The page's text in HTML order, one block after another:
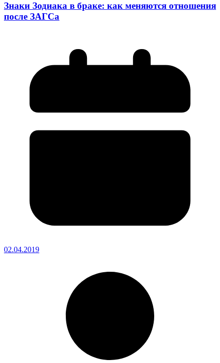
Знаки Зодиака в браке: как меняются отношения
после ЗАГСа
02.04.2019